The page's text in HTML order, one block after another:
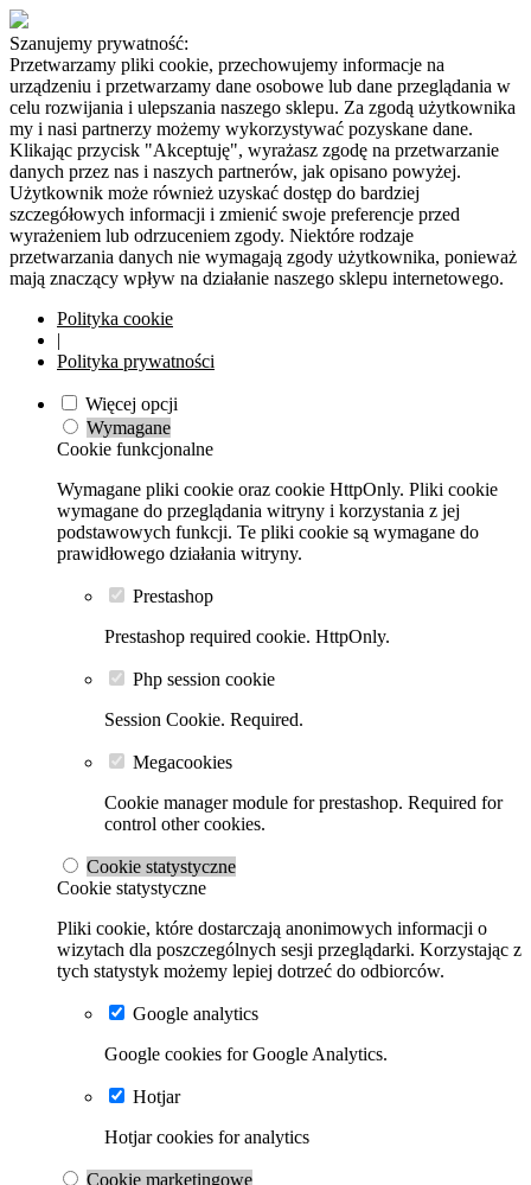
Szanujemy prywatność:
Przetwarzamy pliki cookie, przechowujemy informacje na
urządzeniu i przetwarzamy dane osobowe lub dane przeglądania w
celu rozwijania i ulepszania naszego sklepu. Za zgodą użytkownika
my i nasi partnerzy możemy wykorzystywać pozyskane dane.
Klikając przycisk "Akceptuję", wyrażasz zgodę na przetwarzanie
danych przez nas i naszych partnerów, jak opisano powyżej.
Użytkownik może również uzyskać dostęp do bardziej
szczegółowych informacji i zmienić swoje preferencje przed
wyrażeniem lub odrzuceniem zgody. Niektóre rodzaje
przetwarzania danych nie wymagają zgody użytkownika, ponieważ
mają znaczący wpływ na działanie naszego sklepu internetowego.
Polityka cookie
|
Polityka prywatności
Więcej opcji
Wymagane
Cookie funkcjonalne
Wymagane pliki cookie oraz cookie HttpOnly. Pliki cookie
wymagane do przeglądania witryny i korzystania z jej
podstawowych funkcji. Te pliki cookie są wymagane do
prawidłowego działania witryny.
Prestashop
Prestashop required cookie. HttpOnly.
Php session cookie
Session Cookie. Required.
Megacookies
Cookie manager module for prestashop. Required for
control other cookies.
Cookie statystyczne
Cookie statystyczne
Pliki cookie, które dostarczają anonimowych informacji o
wizytach dla poszczególnych sesji przeglądarki. Korzystając z
tych statystyk możemy lepiej dotrzeć do odbiorców.
Google analytics
Google cookies for Google Analytics.
Hotjar
Hotjar cookies for analytics
Cookie marketingowe